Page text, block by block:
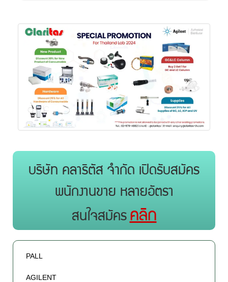
บริษัท คลาริตัส จำกัด เปิดรับสมัคร
พนักงานขาย หลายอัตรา
สนใจสมัคร คลิก
PALL
AGILENT